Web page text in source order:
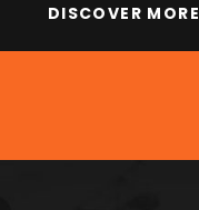
DISCOVER MORE